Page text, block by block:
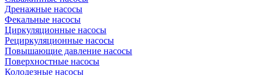
Дренажные насосы
Фекальные насосы
Циркуляционные насосы
Рециркуляционные насосы
Повышающие давление насосы
Поверхностные насосы
Колодезные насосы